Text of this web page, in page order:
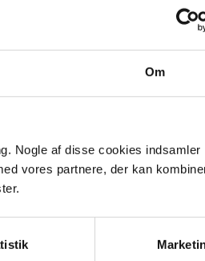
Om
Nogle af disse cookies indsamler
vores partnere, der kan